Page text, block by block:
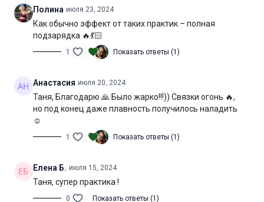
Полина июля 23, 2024
Как обычно эффект от таких практик – полная
подзарядка 🔥💃🏻
1 Показать ответы (1)
Анастасия июля 20, 2024
Таня, Благодарю 🙏 Было жарко!!!)) Связки огонь 🔥,
но под конец даже плавность получилось наладить
☺️
1 Показать ответы (1)
Елена Б. июля 15, 2024
Таня, супер практика !
0 Показать ответы (1)